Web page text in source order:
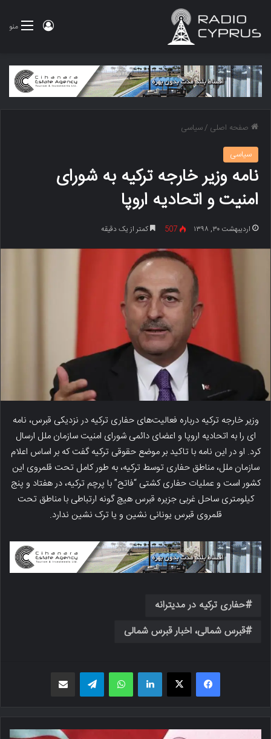
منو ورود
صفحه اصلی /سیاسی
سیاسی
نامه وزیر خارجه ترکیه به شورای
امنیت و اتحادیه اروپا
اردیبهشت ۳۰, ۱۳۹۸ 507 کمتر از یک دقیقه
وزیر خارجه ترکیه درباره‌ فعالیت‌های حفاری ترکیه در نزدیکی قبرس، نامه
ای را به اتحادیه اروپا و اعضای دائمی شورای امنیت سازمان ملل ارسال
کرد. او در این نامه با تاکید بر موضع حقوقی ترکیه گفت که بر اساس اعلام
سازمان ملل، مناطق حفاری توسط ترکیه، به طور کامل تحت قلمروی این
کشور است و عملیات حفاری کشتی “فاتح” با پرچم ترکیه، در هفتاد و پنج
کیلومتری ساحل غربی جزیره قبرس هیچ گونه ارتباطی با مناطق تحت
قلمروی قبرس یونانی نشین و یا ترک نشین ندارد.
حفاری ترکیه در مدیترانه
قبرس شمالی، اخبار قبرس شمالی
فیسبوک X لینکدین واتس اپ